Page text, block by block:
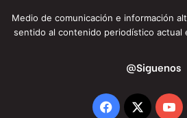
Medio de comunicación e información
sentido al contenido periodístico actual
@Siguenos
Facebook
X